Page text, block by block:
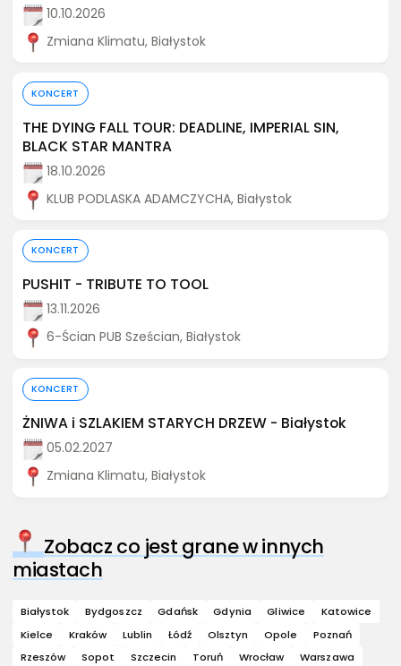
10.10.2026
Zmiana Klimatu, Białystok
KONCERT
THE DYING FALL TOUR: DEADLINE, IMPERIAL SIN,
BLACK STAR MANTRA
18.10.2026
KLUB PODLASKA ADAMCZYCHA, Białystok
KONCERT
PUSHIT - TRIBUTE TO TOOL
13.11.2026
6-Ścian PUB Sześcian, Białystok
KONCERT
ŻNIWA i SZLAKIEM STARYCH DRZEW - Białystok
05.02.2027
Zmiana Klimatu, Białystok
Zobacz co jest grane w innych
miastach
Białystok Bydgoszcz Gdańsk Gdynia Gliwice
Katowice
Kielce
Kraków Lublin Łódź Olsztyn Opole
Poznań
Rzeszów
Sopot Szczecin Toruń Wrocław
Warszawa